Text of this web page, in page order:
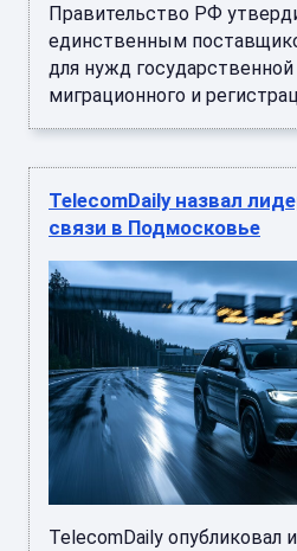
Правительство РФ
единственным
для нужд
миграционного и
TelecomDaily назвал
связи в Подмосковье
TelecomDaily опубликовал